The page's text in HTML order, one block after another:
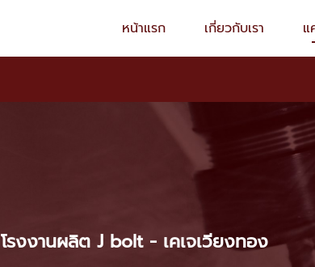
หน้าแรก เกี่ยวกับเรา แ
โรงงานผลิต J bolt - เคเจเวียงทอง